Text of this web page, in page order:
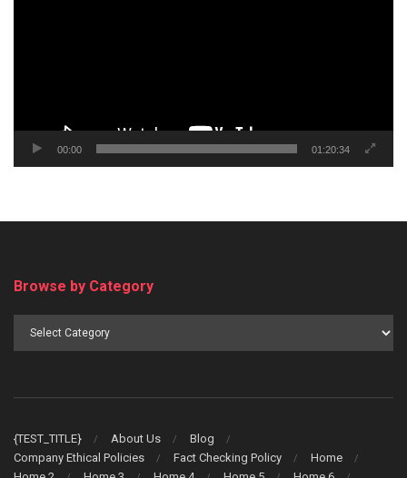
00:00 01:20:34
Browse by Category
{TEST_TITLE} About Us
Blog
Company Ethical Policies
Fact Checking Policy
Home